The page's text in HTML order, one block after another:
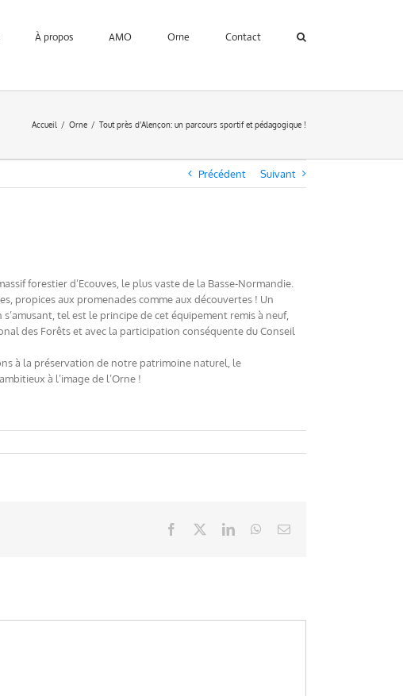
À propos AMO Orne Contact
Accueil Orne Tout près d’Alençon: un parcours sportif et pédagogique !
Précédent Suivant
forestier d’Ecouves, le plus vaste de la Basse-Normandie.
propices aux promenades comme aux découvertes ! Un
tel est le principe de cet équipement remis à neuf,
des Forêts et avec la participation conséquente du Conseil
à la préservation de notre patrimoine naturel, le
à l’image de l’Orne !
Facebook LinkedInWhatsApp
Email